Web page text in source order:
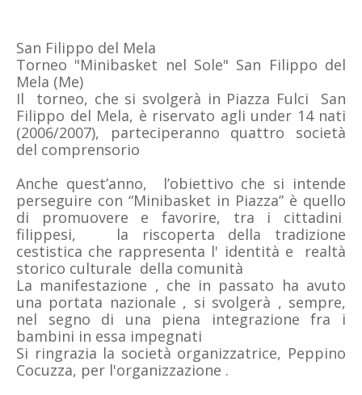
San Filippo del Mela
Torneo "Minibasket nel Sole" San Filippo del
Mela (Me)
Il torneo, che si svolgerà in Piazza Fulci San
Filippo del Mela, è riservato agli under 14 nati
(2006/2007), parteciperanno quattro società
del comprensorio
Anche quest’anno, l’obiettivo che si intende
perseguire con “Minibasket in Piazza” è quello
di promuovere e favorire, tra i cittadini
filippesi, la riscoperta della tradizione
cestistica che rappresenta l' identità e realtà
storico culturale della comunità
La manifestazione , che in passato ha avuto
una portata nazionale , si svolgerà , sempre,
nel segno di una piena integrazione fra i
bambini in essa impegnati
Si ringrazia la società organizzatrice, Peppino
Cocuzza, per l'organizzazione .